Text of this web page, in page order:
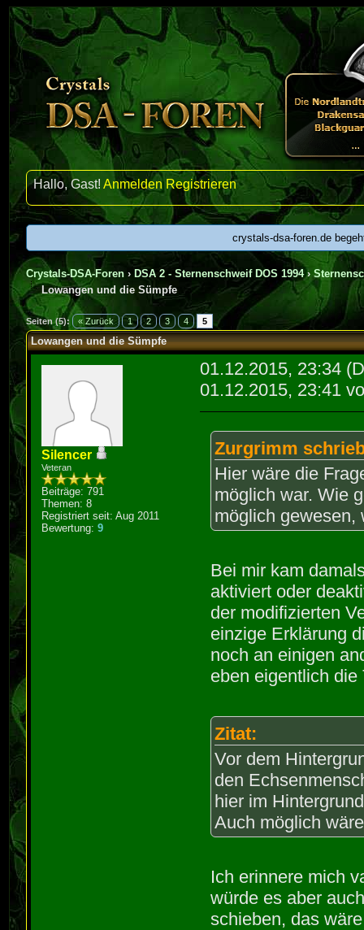
Hallo, Gast!Anmelden Registrieren
crystals-dsa-foren.de
Crystals-DSA-Foren › DSA 2 - Sternenschweif DOS 1994›
Lowangen und die Sümpfe
Seiten (5): « Zurück 1 2 3 4 5
Lowangen und die Sümpfe
Silencer
Veteran
Beiträge: 791
Themen: 8
Registriert seit: Aug 2011
Bewertung:9
01.12.2015, 23:34
01.12.2015, 23:41
Zurgrimm
Hier wäre die
möglich war. Wie
möglich gewesen,
Bei mir kam
aktiviert oder
der modifizierten
einzige Erklärung
noch an einigen
eben eigentlich
Zitat:
Vor dem
den
hier im
Auch möglich
Ich erinnere mich
würde es aber
schieben, das